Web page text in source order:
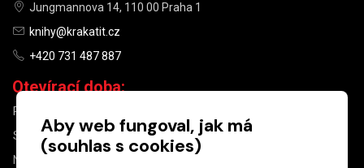
Jungmannova 14, 110 00 Praha 1
knihy@krakatit.cz
+420 731 487 887
Otevírací doba:
PO–PÁ
SO
10:00–13:00
NE
Aby web fungoval, jak má
(souhlas s cookies)